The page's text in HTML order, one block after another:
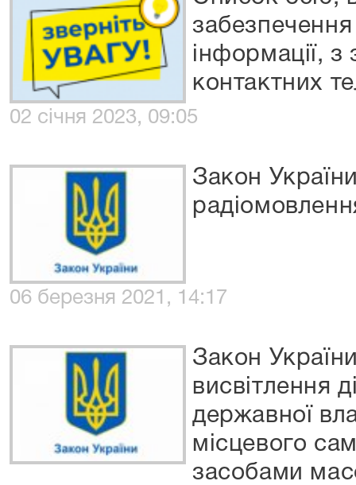
інформації,
контактних
02 січня 2023, 09:05
Закон
06 березня 2021, 14:17
Закон
висвітлення
державної
місцевого
засобами